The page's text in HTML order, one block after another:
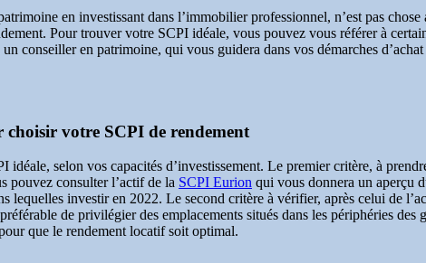
en investissant dans l’immobilier professionnel, n’est pas chose
Pour trouver votre SCPI idéale, vous pouvez vous référer à
conseiller en patrimoine, qui vous guidera dans vos démarches
choisir votre SCPI de rendement
idéale, selon vos capacités d’investissement. Le premier critère, à
pouvez consulter l’actif de la SCPI Eurion qui vous donnera un aperçu
lequelles investir en 2022. Le second critère à vérifier, après celui de
de privilégier des emplacements situés dans les périphéries des
que le rendement locatif soit optimal.